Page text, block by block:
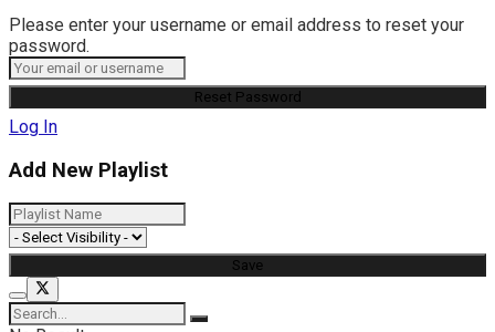
Please enter your username or email address to reset your
password.
Log In
Add New Playlist